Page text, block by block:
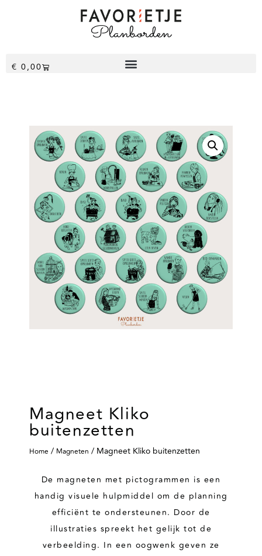
€ 0,00
Magneet Kliko
buitenzetten
Home / Magneten / Magneet Kliko buitenzetten
De magneten met pictogrammen is een
handig visuele hulpmiddel om de planning
efficiënt te ondersteunen. Door de
illustraties spreekt het gelijk tot de
verbeelding. In een oogwenk geven ze